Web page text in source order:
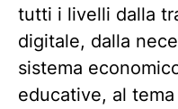
tutti i livelli dalla
digitale, dalla
sistema
educative, al